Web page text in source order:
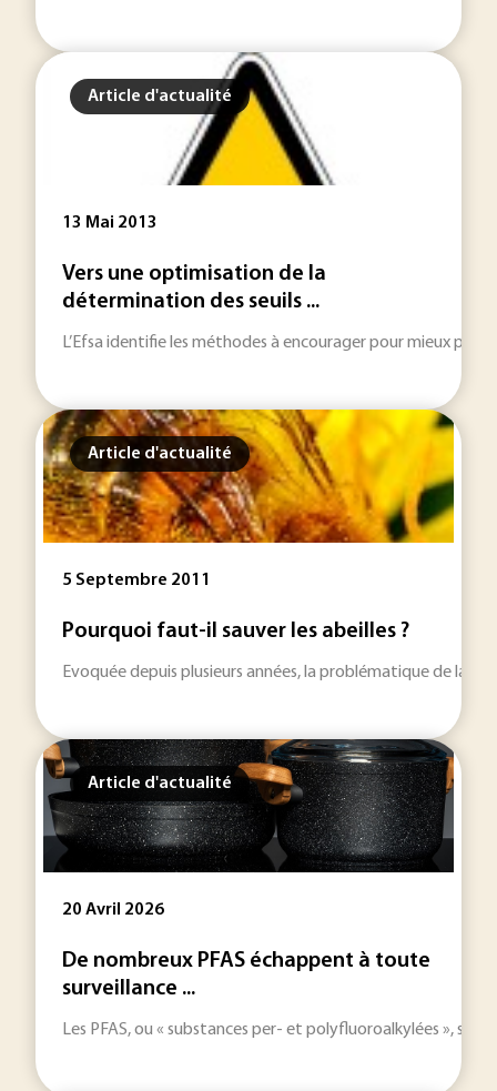
Article d'actualité
13 Mai 2013
Vers une optimisation de la
détermination des seuils ...
L’Efsa identifie les méthodes à encourager pour mieux
Article d'actualité
5 Septembre 2011
Pourquoi faut-il sauver les abeilles ?
Evoquée depuis plusieurs années, la problématique de la
Article d'actualité
20 Avril 2026
De nombreux PFAS échappent à toute
surveillance ...
Les PFAS, ou « substances per- et polyfluoroalkylées »,